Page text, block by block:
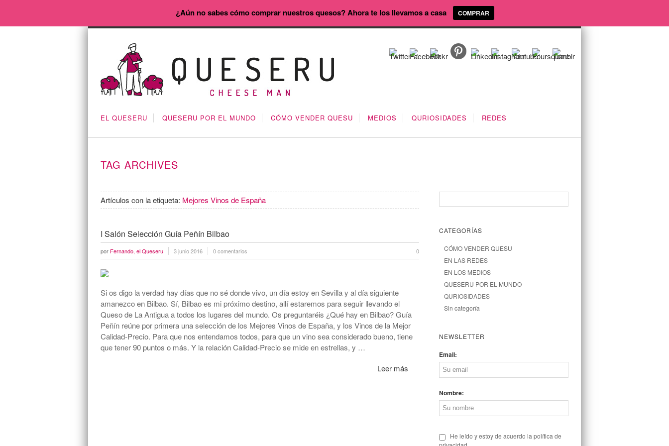
EL QUESERU QUESERU POR EL MUNDO CÓMO VENDER QUESU MEDIOS QURIOSIDADES REDES
TAG ARCHIVES
Artículos con la etiqueta: Mejores Vinos de España
I Salón Selección Guía Peñín Bilbao
por Fernando, el Queseru 3 junio 2016 0 comentarios 0
Si os digo la verdad hay días que no sé donde vivo, un día estoy en Sevilla y al día siguiente
amanezco en Bilbao. Sí, Bilbao es mi próximo destino, allí estaremos para seguir llevando el
Queso de La Antigua a todos los lugares del mundo. Os preguntaréis ¿Qué hay en Bilbao? Guía
Peñín reúne por primera una selección de los Mejores Vinos de España, y los Vinos de la Mejor
Calidad-Precio. Para que nos entendamos todos, para que un vino sea considerado bueno, tiene
que tener 90 puntos o más. Y la relación Calidad-Precio se mide en estrellas, y …
Leer más
CATEGORÍAS
CÓMO VENDER QUESU
EN LAS REDES
EN LOS MEDIOS
QUESERU POR EL MUNDO
QURIOSIDADES
Sin categoría
NEWSLETTER
Email:
Nombre:
He leído y estoy de acuerdo la política de
¿Aún no sabes cómo comprar nuestros quesos? Ahora te los llevamos a casa COMPRAR